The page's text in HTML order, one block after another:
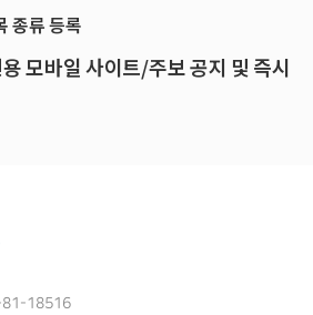
종류 등록
모바일 사이트/주보 공지 및 즉시
81-18516